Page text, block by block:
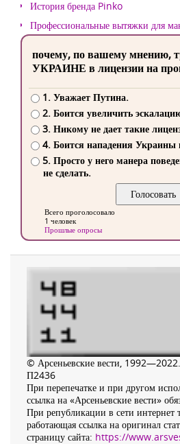
История бренда Pinko
Профессиональные вытяжки для
почему, по вашему мнению,
УКРАИНЕ в лицензии на
1. Уважает Путина.
2. Боится увеличить
3. Никому не дает такие
4. Боится нападения
5. Просто у него манера
не сделать.
Всего проголосовало
1 человек
Прошлые опросы
© Арсеньевские вести,
П2436
При перепечатке и при другом
ссылка на «Арсеньевские вести»
При републикации в сети интернет
работающая ссылка на оригинал
страницу сайта: https://